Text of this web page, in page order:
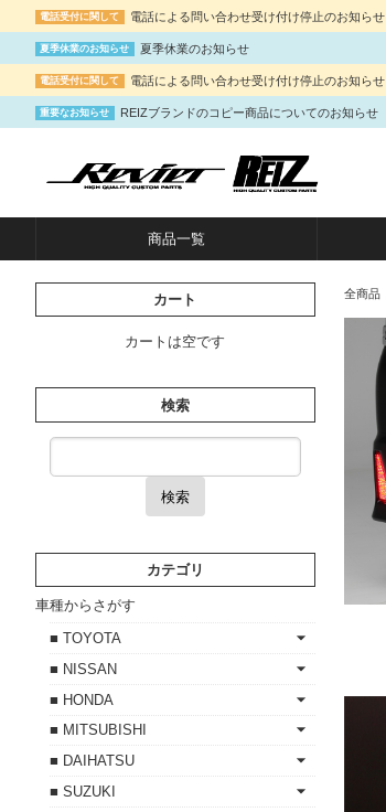
電話受付に関して 電話による問い合わせ受け付け停止のお知らせ
夏季休業のお知らせ 夏季休業のお知らせ
電話受付に関して 電話による問い合わせ受け付け停止のお知らせ
重要なお知らせ REIZブランドのコピー商品についてのお知らせ
商品一覧
全商品
カート
カートは空です
検索
検索
カテゴリ
車種からさがす
■ TOYOTA
■ NISSAN
■ HONDA
■ MITSUBISHI
■ DAIHATSU
■ SUZUKI